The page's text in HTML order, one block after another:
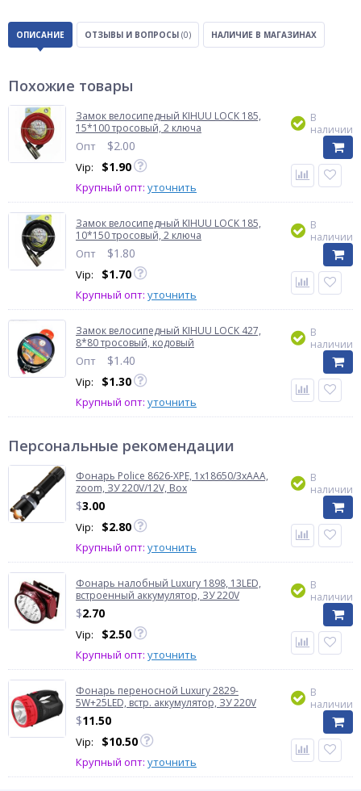
ОПИСАНИЕ ОТЗЫВЫ И ВОПРОСЫ (0) НАЛИЧИЕ В МАГАЗИНАХ
Похожие товары
Замок велосипедный KIHUU LOCK 185,
15*100 тросовый, 2 ключа
Опт $2.00
Vip: $1.90
Крупный опт: уточнить
В
наличии
Замок велосипедный KIHUU LOCK 185,
10*150 тросовый, 2 ключа
Опт $1.80
Vip: $1.70
Крупный опт: уточнить
В
наличии
Замок велосипедный KIHUU LOCK 427,
8*80 тросовый, кодовый
Опт $1.40
Vip: $1.30
Крупный опт: уточнить
В
наличии
Персональные рекомендации
Фонарь Police 8626-XPE, 1х18650/3xAAA,
zoom, ЗУ 220V/12V, Box
$3.00
Vip: $2.80
Крупный опт: уточнить
В
наличии
Фонарь налобный Luxury 1898, 13LED,
встроенный аккумулятор, ЗУ 220V
$2.70
Vip: $2.50
Крупный опт: уточнить
В
наличии
Фонарь переносной Luxury 2829-
5W+25LED, встр. аккумулятор, ЗУ 220V
$11.50
Vip: $10.50
Крупный опт: уточнить
В
наличии